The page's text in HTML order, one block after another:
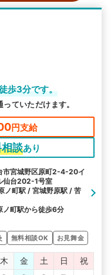
歩3分です。
ていただけます。
円支給
談あり
市宮城野区原町2-4-20イ
仙台202-1号室
ノ町駅 / 宮城野原駅 / 苦
ノ町駅から徒歩6分
無料相談OK お見舞金
木 金 土 日
祝